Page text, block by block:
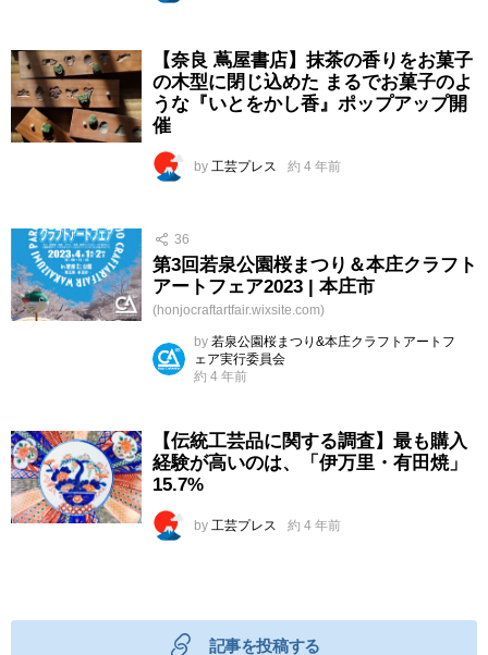
【奈良 蔦屋書店】抹茶の香りをお菓子
の木型に閉じ込めた まるでお菓子のよ
うな『いとをかし香』ポップアップ開
催
by 工芸プレス 約 4 年前
36
第3回若泉公園桜まつり＆本庄クラフト
アートフェア2023 | 本庄市
(honjocraftartfair.wixsite.com)
by 若泉公園桜まつり&本庄クラフトアートフ
ェア実行委員会
約 4 年前
【伝統工芸品に関する調査】最も購入
経験が高いのは、「伊万里・有田焼」
15.7%
by 工芸プレス 約 4 年前
記事を投稿する